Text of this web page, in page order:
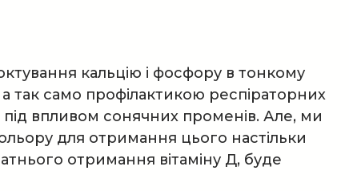
кальцію і фосфору в тонкому
само профілактикою респіраторних
під впливом сонячних променів. Але, ми
для отримання цього настільки
отримання вітаміну Д, буде